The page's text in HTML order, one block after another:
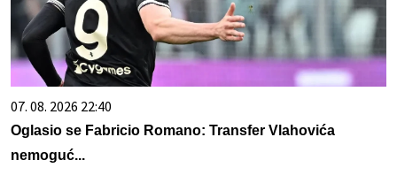
07. 08. 2026 22:40
Oglasio se Fabricio Romano: Transfer Vlahovića
nemoguć...